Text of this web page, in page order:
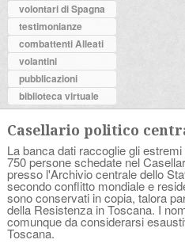
volontari di Spagna
testimonianze
combattenti Alleati
volantini
pubblicazioni
biblioteca virtuale
Casellario politico
La banca dati raccoglie gli
750 persone schedate nel
presso l'Archivio centrale dello
secondo conflitto mondiale e
sono conservati in copia, talora
della Resistenza in Toscana. I
comunque da considerarsi
Toscana.